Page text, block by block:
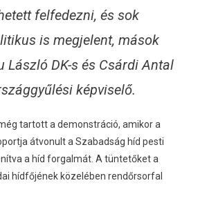
felfedezni, és sok
is megjelent, mások
László DK-s és Csárdi Antal
képviselő.
tartott a demonstráció, amikor a
átvonult a Szabadság híd pesti
a híd forgalmát. A tüntetőket a
hídfőjének közelében rendőrsorfal